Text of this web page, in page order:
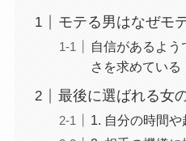
モテる男はなぜモ
自信があるよう
さを求めている
最後に選ばれる女
1. 自分の時間